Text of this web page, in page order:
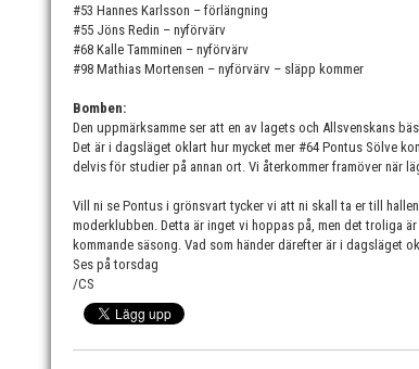
#53 Hannes Karlsson – förlängning
#55 Jöns Redin – nyförvärv
#68 Kalle Tamminen – nyförvärv
#98 Mathias Mortensen – nyförvärv – släpp kommer
Bomben:
Den uppmärksamme ser att en av lagets och Allsvenskans
Det är i dagsläget oklart hur mycket mer #64 Pontus Sölve
delvis för studier på annan ort. Vi återkommer framöver när
Vill ni se Pontus i grönsvart tycker vi att ni skall ta er till
moderklubben. Detta är inget vi hoppas på, men det troliga
kommande säsong. Vad som händer därefter är i dagsläget
Ses på torsdag
/CS